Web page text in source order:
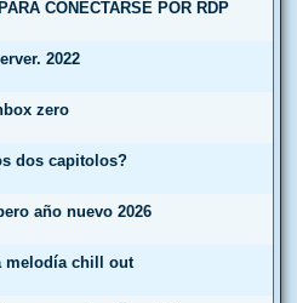
CONECTARSE POR RDP
2022
zero
dos capitolos?
año nuevo 2026
melodía chill out